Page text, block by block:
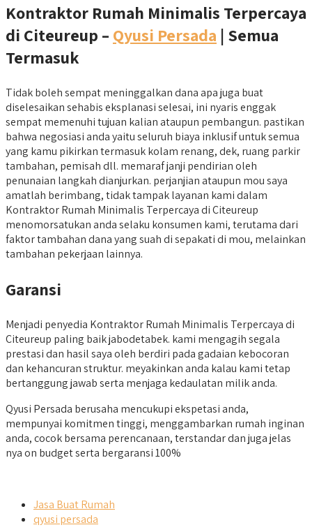
Kontraktor Rumah Minimalis Terpercaya
di Citeureup – Qyusi Persada | Semua
Termasuk
Tidak boleh sempat meninggalkan dana apa juga buat
diselesaikan sehabis eksplanasi selesai, ini nyaris enggak
sempat memenuhi tujuan kalian ataupun pembangun. pastikan
bahwa negosiasi anda yaitu seluruh biaya inklusif untuk semua
yang kamu pikirkan termasuk kolam renang, dek, ruang parkir
tambahan, pemisah dll. memaraf janji pendirian oleh
penunaian langkah dianjurkan. perjanjian ataupun mou saya
amatlah berimbang, tidak tampak layanan kami dalam
Kontraktor Rumah Minimalis Terpercaya di Citeureup
menomorsatukan anda selaku konsumen kami, terutama dari
faktor tambahan dana yang suah di sepakati di mou, melainkan
tambahan pekerjaan lainnya.
Garansi
Menjadi penyedia Kontraktor Rumah Minimalis Terpercaya di
Citeureup paling baik jabodetabek. kami mengagih segala
prestasi dan hasil saya oleh berdiri pada gadaian kebocoran
dan kehancuran struktur. meyakinkan anda kalau kami tetap
bertanggung jawab serta menjaga kedaulatan milik anda.
Qyusi Persada berusaha mencukupi ekspetasi anda,
mempunyai komitmen tinggi, menggambarkan rumah inginan
anda, cocok bersama perencanaan, terstandar dan juga jelas
nya on budget serta bergaransi 100%
Jasa Buat Rumah
qyusi persada